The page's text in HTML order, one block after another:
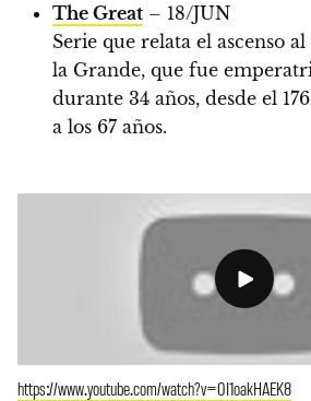
The Great – 18/JUN
Serie que relata el ascenso
la Grande, que fue
durante 34 años, desde el
a los 67 años.
https://www.youtube.com/watch?v=0I1oakHAEK8